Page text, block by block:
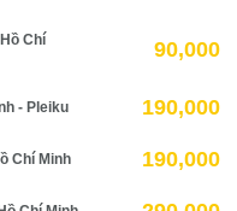
Chí
90,000
- Pleiku 190,000
Chí Minh 190,000